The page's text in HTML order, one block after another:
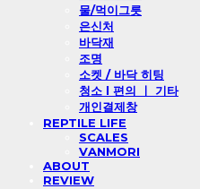
물/먹이그릇
은신처
바닥재
조명
소켓 / 바닥 히팅
청소 l 편의 ㅣ 기타
개인결제창
REPTILE LIFE
SCALES
VANMORI
ABOUT
REVIEW